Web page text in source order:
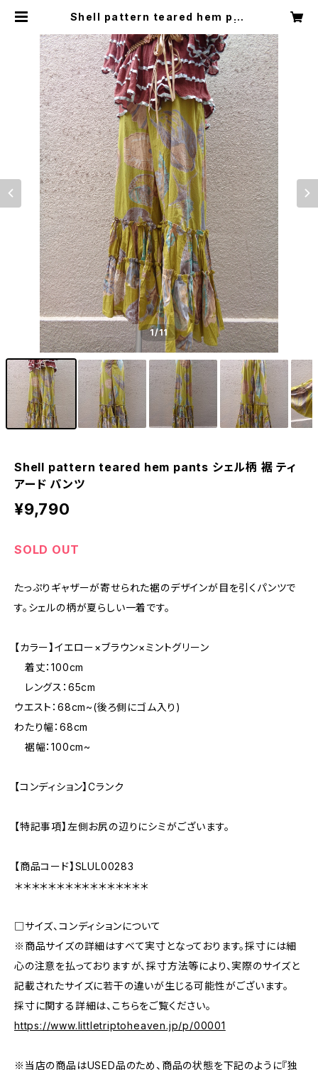
Shell pattern teared hem pan
ittle Trip to Heaven
1/11
Shell pattern teared hem pants シェル柄 裾 ティ
アード パンツ
¥9,790
SOLD OUT
たっぷりギャザーが寄せられた裾のデザインが目を引くパンツで
す。シェルの柄が夏らしい一着です。
【カラー】イエロー×ブラウン×ミントグリーン
着丈：100cm
レングス：65cm
ウエスト：68cm~(後ろ側にゴム入り)
わたり幅：68cm
裾幅：100cm~
【コンディション】Cランク
【特記事項】左側お尻の辺りにシミがございます。
【商品コード】SLUL00283
＊＊＊＊＊＊＊＊＊＊＊＊＊＊＊＊
□サイズ、コンディションについて
※商品サイズの詳細はすべて実寸となっております。採寸には細
心の注意を払っておりますが、採寸方法等により、実際のサイズと
記載されたサイズに若干の違いが生じる可能性がございます。
採寸に関する詳細は、こちらをご覧ください。
https://www.littletriptoheaven.jp/p/00001
※当店の商品はUSED品のため、商品の状態を下記のように『独